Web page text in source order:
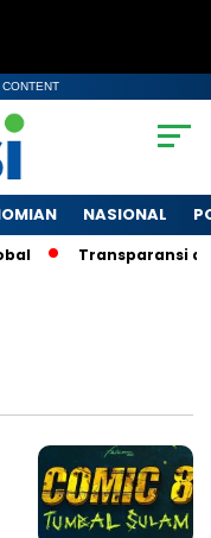
NASIONAL
Transparansi